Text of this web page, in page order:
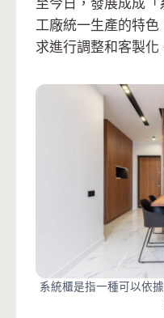
至今日，發展成成
工廠統一生產的特
求進行調整和客製化
系統櫃是指一種可以依